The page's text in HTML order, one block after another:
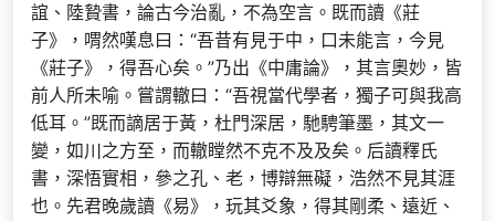
誼、陸贄書，論古今治亂，不為空言。既而讀《莊
子》，喟然嘆息曰：“吾昔有見于中，口未能言，今見
《莊子》，得吾心矣。”乃出《中庸論》，其言奧妙，皆
前人所未喻。嘗謂轍曰：“吾視當代學者，獨子可與我高
低耳。”既而謫居于黃，杜門深居，馳騁筆墨，其文一
變，如川之方至，而轍瞠然不克不及及矣。后讀釋氏
書，深悟實相，參之孔、老，博辯無礙，浩然不見其涯
也。先君晚歲讀《易》，玩其爻象，得其剛柔、遠近、